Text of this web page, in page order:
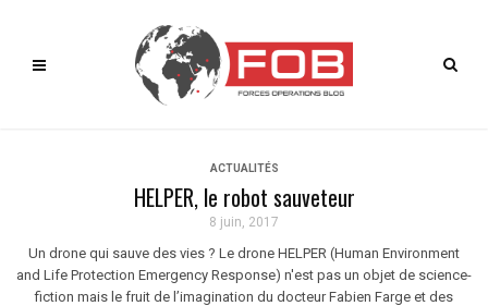
ACTUALITÉS
HELPER, le robot sauveteur
8 juin, 2017
Un drone qui sauve des vies ? Le drone HELPER (Human Environment
and Life Protection Emergency Response) n'est pas un objet de science-
fiction mais le fruit de l’imagination du docteur Fabien Farge et des